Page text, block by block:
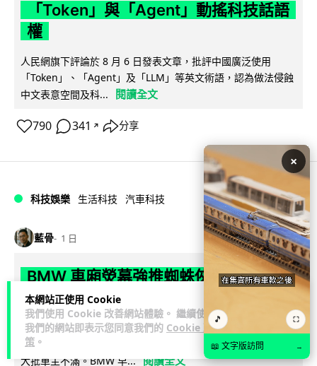
本網站正使用 Cookie
我們使用 Cookie 改善網站體驗。 繼續使用
我們的網站即表示您同意我們的 Cookie 政
策 。
「Token」與「Agent」動搖科技話語
權
人民網旗下評論於 8 月 6 日發表文章，批評中國廣泛使用
「Token」、「Agent」及「LLM」等英文術語，認為做法侵蝕
中文表意空間及科...
閱讀全文
790 341 ↗ 分享
科技娛樂 生活科技 汽車科技
藍骨 1 日
BMW 車廂熒幕強推蜘蛛俠電影廣告
車主怒轟堪比 iTunes 送 U2 專輯翻版
BMW 近日透過無線更新向全球逾 70 個市場車輛中控熒幕推送
《蜘蛛俠：英雄重生》宣傳動畫，啟動車輛即彈出通知，觸發
大批車主不滿。BMW 早... 閱讀全文
×
🎵 ⛶
📖 文字版訪問 →